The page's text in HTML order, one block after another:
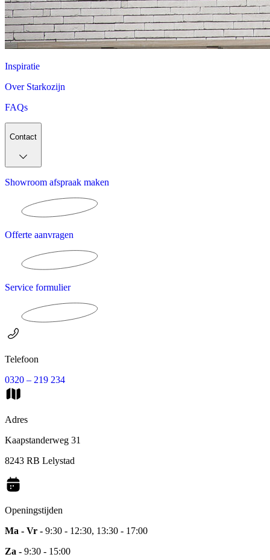
Inspiratie
Over Starkozijn
FAQs
Contact
Showroom afspraak maken
Offerte aanvragen
Service formulier
Telefoon
0320 – 219 234
Adres
Kaapstanderweg 31
8243 RB Lelystad
Openingstijden
Ma - Vr - 9:30 - 12:30, 13:30 - 17:00
Za - 9:30 - 15:00